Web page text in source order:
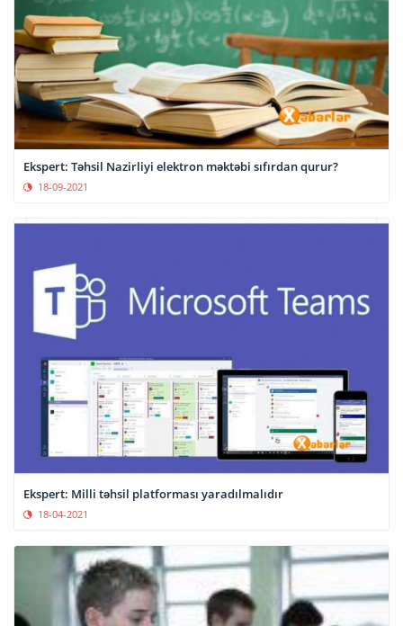
Ekspert: Təhsil Nazirliyi elektron məktəbi sıfırdan qurur?
18-09-2021
Ekspert: Milli təhsil platforması yaradılmalıdır
18-04-2021